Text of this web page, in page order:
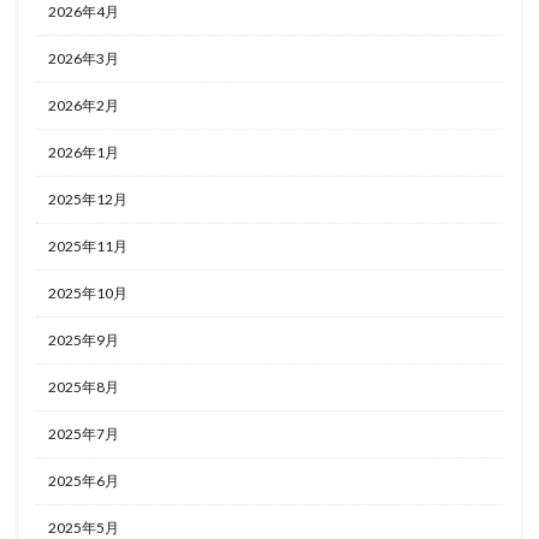
2026年4月
2026年3月
2026年2月
2026年1月
2025年12月
2025年11月
2025年10月
2025年9月
2025年8月
2025年7月
2025年6月
2025年5月